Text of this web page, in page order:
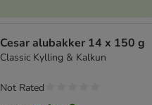
Cesar alubakker 14 x 150 g
Classic Kylling & Kalkun
Not Rated